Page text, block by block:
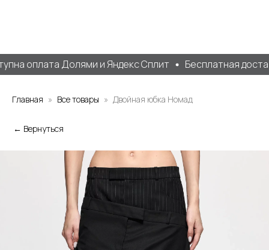
оплата Долями и Яндекс Сплит Бесплатная
Главная Все товары Двойная юбка Номад
← Вернуться